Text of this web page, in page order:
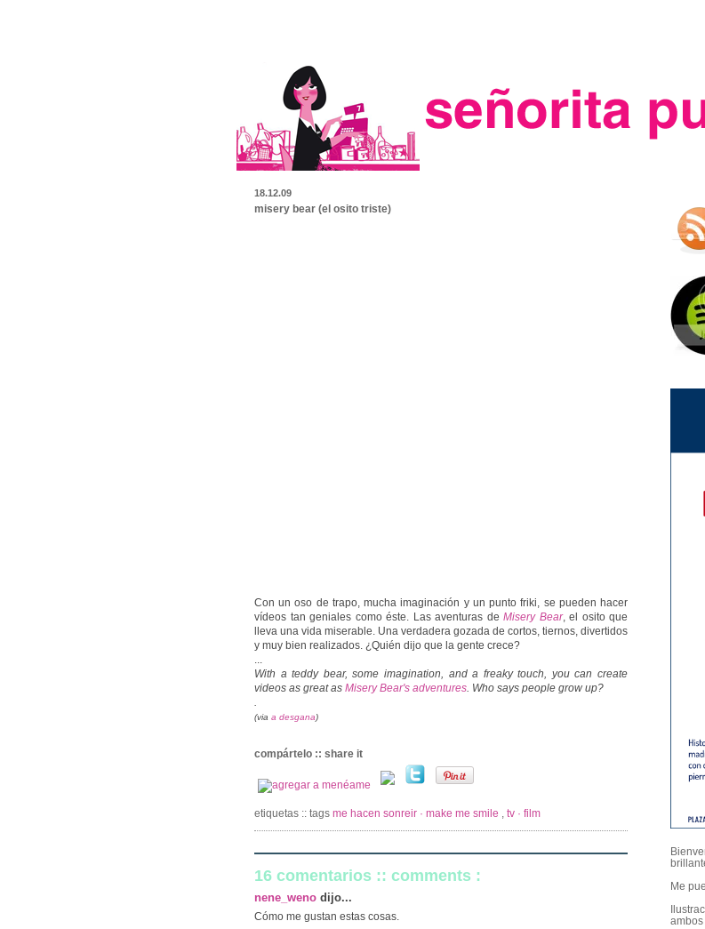
18.12.09
misery bear (el osito triste)
Con un oso de trapo, mucha imaginación y un punto friki, se pueden hacer
vídeos tan geniales como éste. Las aventuras de Misery Bear, el osito que
lleva una vida miserable. Una verdadera gozada de cortos, tiernos, divertidos
y muy bien realizados. ¿Quién dijo que la gente crece?
...
With a teddy bear, some imagination, and a freaky touch, you can create
videos as great as Misery Bear's adventures. Who says people grow up?
.
(via a desgana)
compártelo :: share it
etiquetas :: tags me hacen sonreir · make me smile , tv · film
16 comentarios :: comments :
nene_weno dijo...
Cómo me gustan estas cosas.
Me